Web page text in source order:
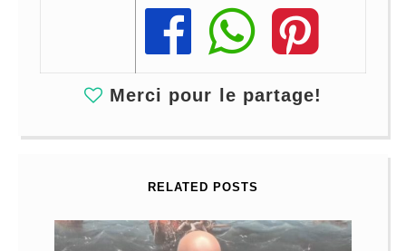
Share
Share
Share
Merci pour le partage!
RELATED POSTS